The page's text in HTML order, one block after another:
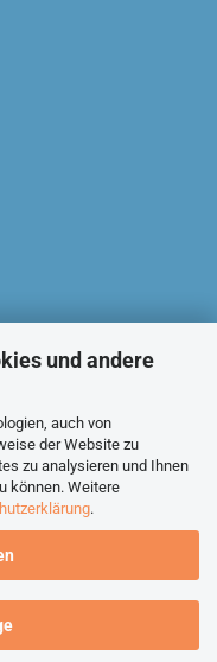
und andere
auch von
der Website zu
zu analysieren und Ihnen
können. Weitere
.